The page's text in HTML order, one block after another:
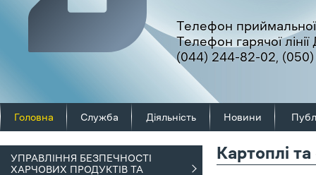
Телефон
Телефон гарячої
(044) 244-82-02,
Головна Служба Діяльність Новини
УПРАВЛІННЯ БЕЗПЕЧНОСТІ
ХАРЧОВИХ ПРОДУКТІВ ТА
Картоплі